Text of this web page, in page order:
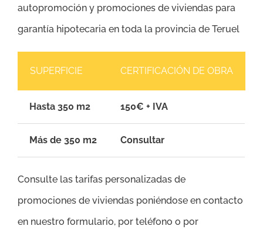
autopromoción y promociones de viviendas para
garantía hipotecaria en toda la provincia de Teruel
SUPERFICIE CERTIFICACIÓN DE OBRA
Hasta 350 m2 150€ + IVA
Más de 350 m2 Consultar
Consulte las tarifas personalizadas de
promociones de viviendas poniéndose en contacto
en nuestro formulario, por teléfono o por